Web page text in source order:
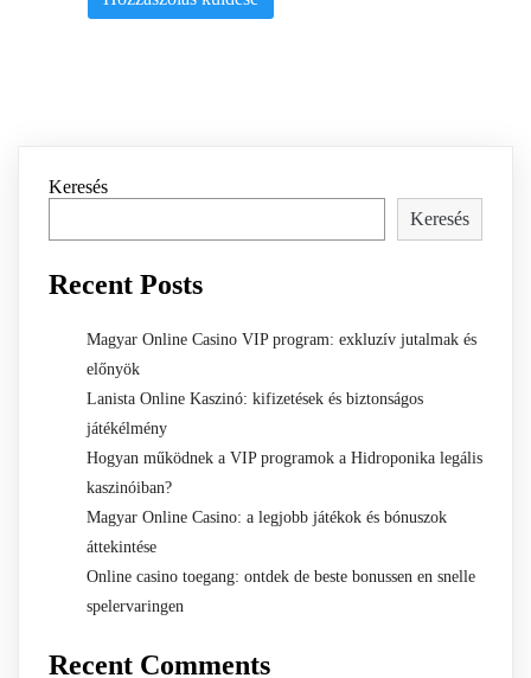
Keresés
Keresés
Recent Posts
Magyar Online Casino VIP program: exkluzív jutalmak és
előnyök
Lanista Online Kaszinó: kifizetések és biztonságos
játékélmény
Hogyan működnek a VIP programok a Hidroponika legális
kaszinóiban?
Magyar Online Casino: a legjobb játékok és bónuszok
áttekintése
Online casino toegang: ontdek de beste bonussen en snelle
spelervaringen
Recent Comments